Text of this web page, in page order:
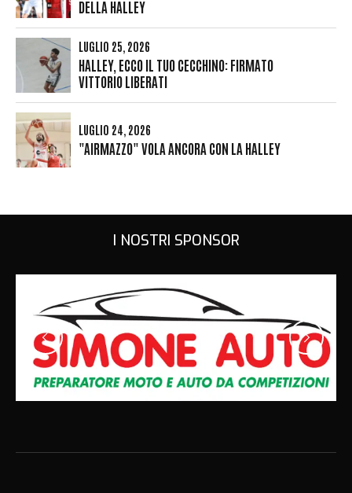
DELLA HALLEY
LUGLIO 25, 2026
HALLEY, ECCO IL TUO CECCHINO: FIRMATO
VITTORIO LIBERATI
LUGLIO 24, 2026
"AIRMAZZO" VOLA ANCORA CON LA HALLEY
I NOSTRI SPONSOR